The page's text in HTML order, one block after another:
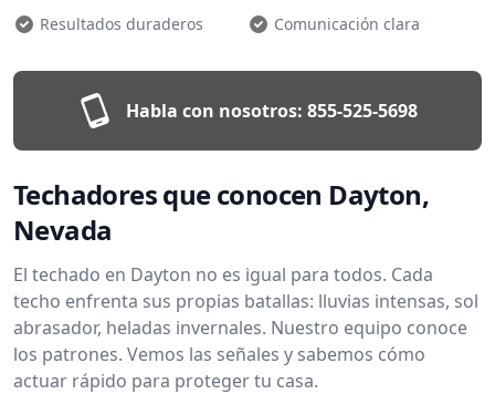
Resultados duraderos
Comunicación clara
Habla con nosotros: 855-525-5698
Techadores que conocen Dayton,
Nevada
El techado en Dayton no es igual para todos. Cada
techo enfrenta sus propias batallas: lluvias intensas, sol
abrasador, heladas invernales. Nuestro equipo conoce
los patrones. Vemos las señales y sabemos cómo
actuar rápido para proteger tu casa.